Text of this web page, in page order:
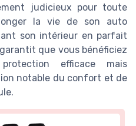
judicieux pour toute
la vie de son auto
son intérieur en parfait
que vous bénéficiez
efficace mais
notable du confort et de